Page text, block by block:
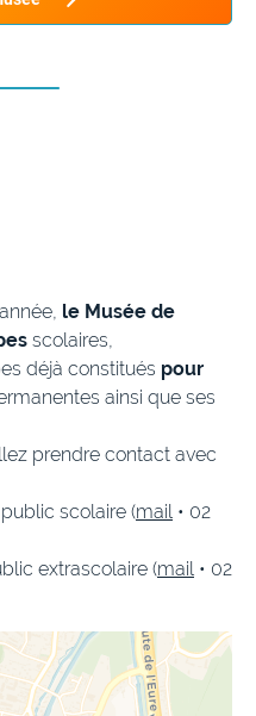
le Musée de
scolaires,
déjà constitués pour
ainsi que ses
prendre contact avec
scolaire (mail • 02
extrascolaire (mail • 02